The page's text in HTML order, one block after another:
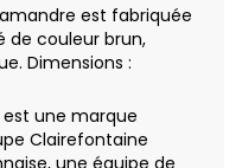
est fabriquée
de couleur brun,
Dimensions :
est une marque
Clairefontaine